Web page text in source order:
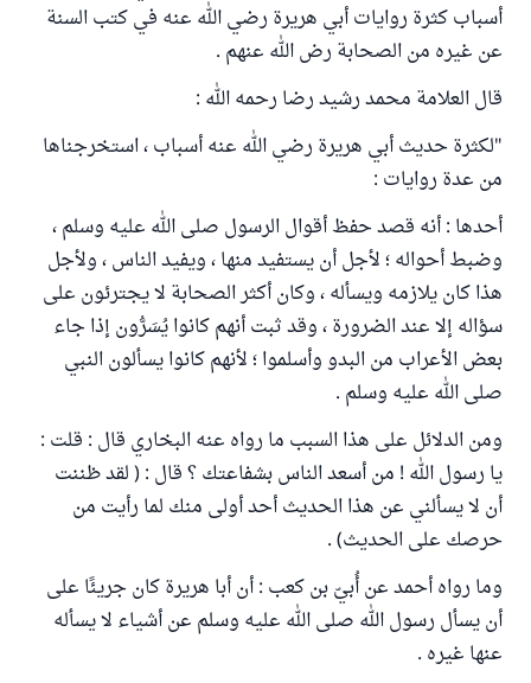
أسباب كثرة روايات أبي هريرة رضي الله عنه في كتب السنة
عن غيره من الصحابة رض الله عنهم .
قال العلامة محمد رشيد رضا رحمه الله :
"لكثرة حديث أبي هريرة رضي الله عنه أسباب ، استخرجناها
من عدة روايات :
أحدها : أنه قصد حفظ أقوال الرسول صلى الله عليه وسلم ،
وضبط أحواله ؛ لأجل أن يستفيد منها ، ويفيد الناس ، ولأجل
هذا كان يلازمه ويسأله ، وكان أكثر الصحابة لا يجترئون على
سؤاله إلا عند الضرورة ، وقد ثبت أنهم كانوا يُسَرُّون إذا جاء
بعض الأعراب من البدو وأسلموا ؛ لأنهم كانوا يسألون النبي
صلى الله عليه وسلم .
ومن الدلائل على هذا السبب ما رواه عنه البخاري قال : قلت :
يا رسول الله ! من أسعد الناس بشفاعتك ؟ قال : ( لقد ظننت
أن لا يسألني عن هذا الحديث أحد أولى منك لما رأيت من
حرصك على الحديث) .
وما رواه أحمد عن أُبيّ بن كعب : أن أبا هريرة كان جريئًا على
أن يسأل رسول الله صلى الله عليه وسلم عن أشياء لا يسأله
عنها غيره .